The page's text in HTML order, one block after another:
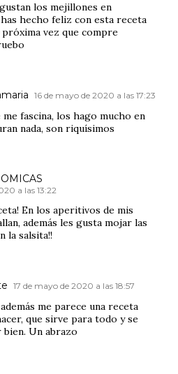
los mejillones en
has hecho feliz con esta receta
próxima vez que compre
16 de mayo de 2020 a las 17:23
fascina, los hago mucho en
nada, son riquísimos
a las 13:22
En los aperitivos de mis
además les gusta mojar las
la salsita!!
17 de mayo de 2020 a las 18:57
me parece una receta
que sirve para todo y se
Un abrazo